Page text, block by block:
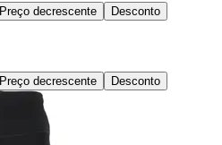
Preço decrescente Desconto
Preço decrescente Desconto